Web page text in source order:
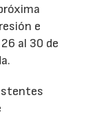
e
al 30 de